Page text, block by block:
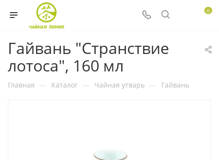
0
Гайвань "Странствие
лотоса", 160 мл
Главная — Каталог — Чайная утварь — Гайвань